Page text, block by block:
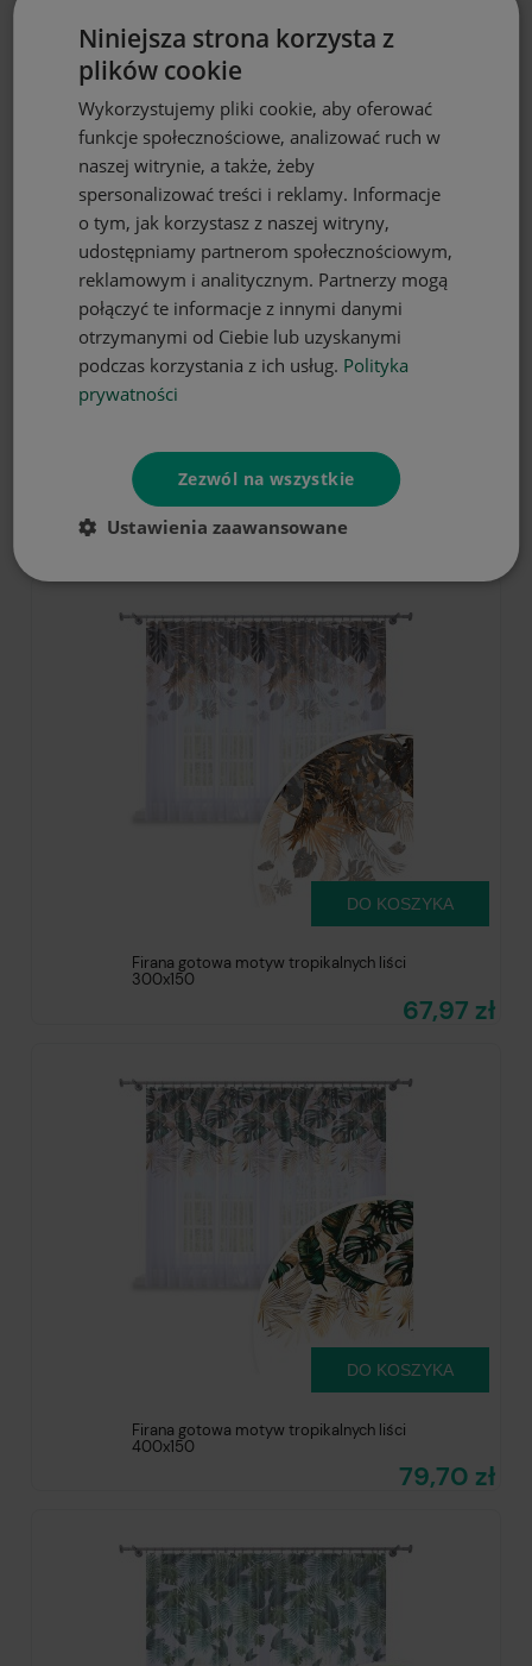
Firana gotowa motyw tropikalnych liści
300x150
Firana gotowa motyw tropikalnych liści
300x150
Firana gotowa motyw tropikalnych liści
300x150
67,97 zł
DO KOSZYKA
Firana gotowa motyw tropikalnych liści
400x150
79,70 zł
DO KOSZYKA
Niniejsza strona korzysta z
plików cookie
Wykorzystujemy pliki cookie, aby oferować
funkcje społecznościowe, analizować ruch w
naszej witrynie, a także, żeby
spersonalizować treści i reklamy. Informacje
o tym, jak korzystasz z naszej witryny,
udostępniamy partnerom społecznościowym,
reklamowym i analitycznym. Partnerzy mogą
połączyć te informacje z innymi danymi
otrzymanymi od Ciebie lub uzyskanymi
podczas korzystania z ich usług. Polityka
prywatności
Zezwól na wszystkie
Ustawienia zaawansowane